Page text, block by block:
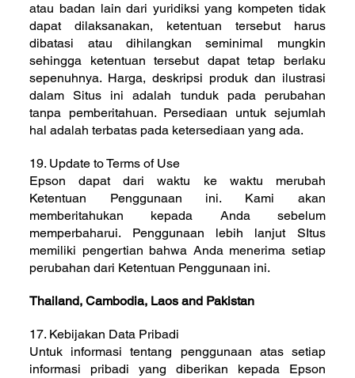
atau badan lain dari yuridiksi yang kompeten tidak
dapat dilaksanakan, ketentuan tersebut harus
dibatasi atau dihilangkan seminimal mungkin
sehingga ketentuan tersebut dapat tetap berlaku
sepenuhnya. Harga, deskripsi produk dan ilustrasi
dalam Situs ini adalah tunduk pada perubahan
tanpa pemberitahuan. Persediaan untuk sejumlah
hal adalah terbatas pada ketersediaan yang ada.
19. Update to Terms of Use
Epson dapat dari waktu ke waktu merubah
Ketentuan Penggunaan ini. Kami akan
memberitahukan kepada Anda sebelum
memperbaharui. Penggunaan lebih lanjut SItus
memiliki pengertian bahwa Anda menerima setiap
perubahan dari Ketentuan Penggunaan ini.
Thailand, Cambodia, Laos and Pakistan
17. Kebijakan Data Pribadi
Untuk informasi tentang penggunaan atas setiap
informasi pribadi yang diberikan kepada Epson